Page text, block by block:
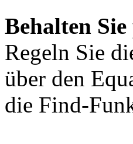
Behalten
Regeln Sie
über den
die Find-